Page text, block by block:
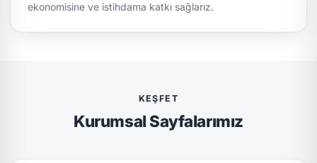
ekonomisine ve istihdama katkı sağlarız.
KEŞFET
Kurumsal Sayfalarımız